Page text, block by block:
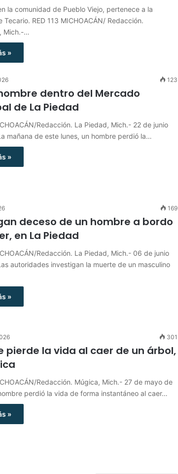
la comunidad de Pueblo Viejo, pertenece a la
Tecario. RED 113 MICHOACÁN/ Redacción.
Mich.-…
»
123
dentro del Mercado
de La Piedad
Redacción. La Piedad, Mich.- 22 de junio
mañana de este lunes, un hombre perdió la…
»
169
deceso de un hombre a bordo
en La Piedad
Redacción. La Piedad, Mich.- 06 de junio
autoridades investigan la muerte de un masculino
»
301
pierde la vida al caer de un árbol,
Redacción. Múgica, Mich.- 27 de mayo de
perdió la vida de forma instantáneo al caer…
»